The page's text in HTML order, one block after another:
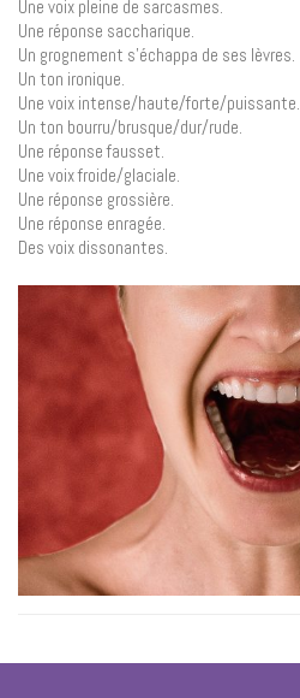
Une voix pleine de sarcasmes.
Une réponse saccharique.
Un grognement s’échappa de ses lèvres.
Un ton ironique.
Une voix intense/haute/forte/puissante.
Un ton bourru/brusque/dur/rude.
Une réponse fausset.
Une voix froide/glaciale.
Une réponse grossière.
Une réponse enragée.
Des voix dissonantes.